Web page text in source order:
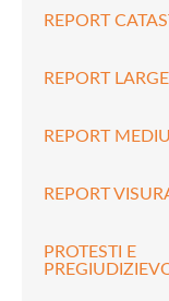
REPORT
REPORT
REPORT
REPORT
PROTESTI E